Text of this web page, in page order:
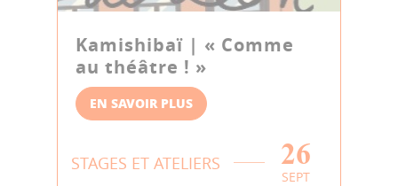
Kamishibaï | « Comme
au théâtre ! »
EN SAVOIR PLUS
STAGES ET ATELIERS 26
SEPT